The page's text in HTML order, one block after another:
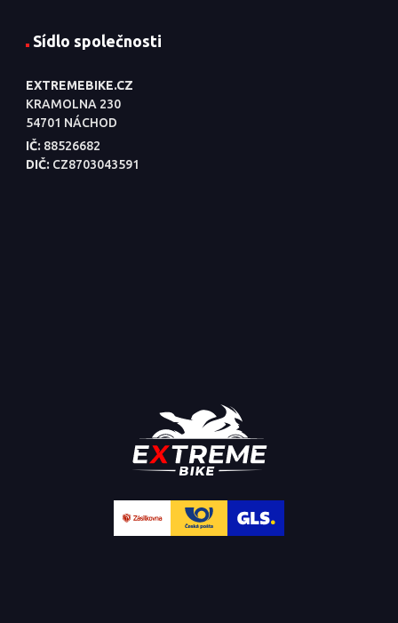
Sídlo společnosti
EXTREMEBIKE.CZ
KRAMOLNA 230
54701 NÁCHOD
IČ: 88526682
DIČ: CZ8703043591